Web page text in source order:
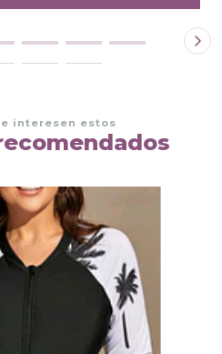
interesen estos